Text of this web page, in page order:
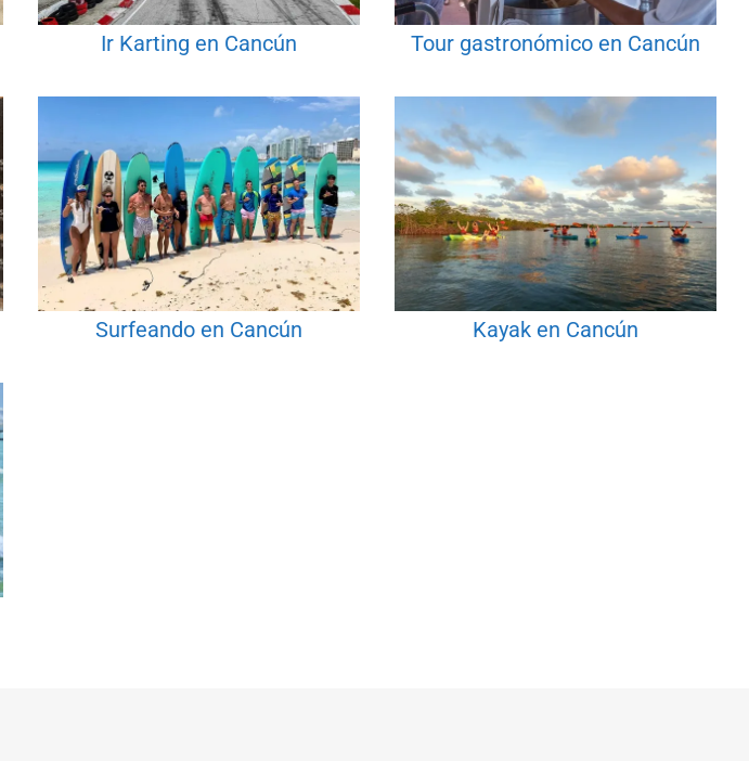
Ir Karting en Cancún Tour gastronómico en Cancún
Surfeando en Cancún Kayak en Cancún